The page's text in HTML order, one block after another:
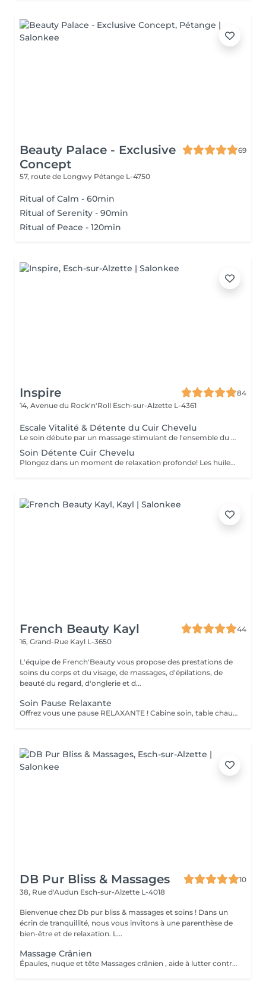
Beauty Palace - Exclusive
Concept
69
57, route de Longwy Pétange L-4750
Ritual of Calm - 60min
Ritual of Serenity - 90min
Ritual of Peace - 120min
Inspire
84
14, Avenue du Rock'n'Roll Esch-sur-Alzette L-4361
Escale Vitalité & Détente du Cuir Chevelu
Le soin débute par un massage stimulant de l'ensemble du cuir chevelu afin d'activer la microcirculation et favoriser la vitalité du cheveu. Une huile botanique rafraîchissante est appliquée sur les racines pour purifier le cuir chevelu, apporter une agréable sensation de fraîcheur et contribuer à son équilibre naturel. Une seconde huile au Neem et Coco est ensuite travaillée sur les longueurs et les pointes afin de nourrir, assouplir et protéger la fibre capillaire face aux agressions estivales telles que le soleil, le vent ou les baignades. Les manuvres lentes, enveloppantes et répétitives procurent une profonde sensation de relâchement. Les tensions accumulées se dissipent progressivement tandis que le corps et l'esprit s'abandonnent à une détente profonde. Les cheveux retrouvent douceur, souplesse et éclat, tandis que le cuir chevelu bénéficie d'un véritable bain de fraîcheur. Une parenthèse de bien-être et de calme entre deux soirées terrasses au soleil !
Soin Détente Cuir Chevelu
Plongez dans un moment de relaxation profonde! Les huiles naturelles au Neem stimulent le cuir chevelu et la pousse des cheveux. Le massage de la tête, du cuir chevelu et de la nuque vous emporte dans un doux moment de détente.
French Beauty Kayl
44
16, Grand-Rue Kayl L-3650
L'équipe de French'Beauty vous propose des prestations de
soins du corps et du visage, de massages, d'épilations, de
beauté du regard, d'onglerie et d...
Soin Pause Relaxante
Offrez vous une pause RELAXANTE ! Cabine soin, table chauffante, massage crânien ou pieds ou mains ( 20 minutes ) sur fond sonore relaxant, service thé/café
DB Pur Bliss & Massages
10
38, Rue d'Audun Esch-sur-Alzette L-4018
Bienvenue chez Db pur bliss & massages et soins ! Dans un
écrin de tranquillité, nous vous invitons à une parenthèse de
bien-être et de relaxation. L...
Massage Crânien
Épaules, nuque et tête Massages crânien , aide à lutter contre les migraines , tensions et douleurs cervicales, tensions musculaire des trapèzes liées aux stress et mauvaises postures . Soûlage et détend et apaiser .